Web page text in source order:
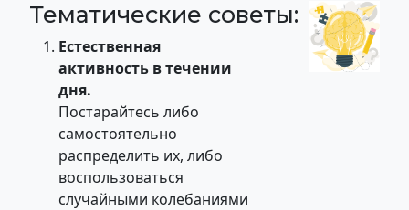
Тематические советы:
Естественная
активность в течении
дня.
Постарайтесь либо
самостоятельно
распределить их, либо
воспользоваться
случайными колебаниями